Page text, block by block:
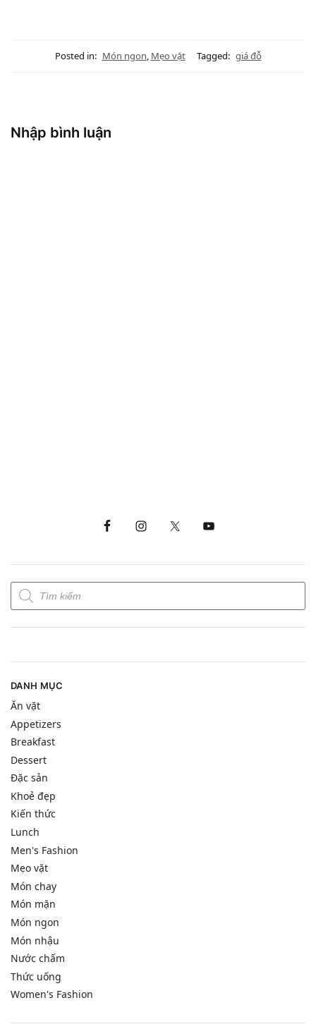
Posted in: Món ngon, Mẹo vặt Tagged: giá đỗ
Nhập bình luận
DANH MỤC
Ăn vặt
Appetizers
Breakfast
Dessert
Đặc sản
Khoẻ đẹp
Kiến thức
Lunch
Men's Fashion
Mẹo vặt
Món chay
Món mặn
Món ngon
Món nhậu
Nước chấm
Thức uống
Women's Fashion